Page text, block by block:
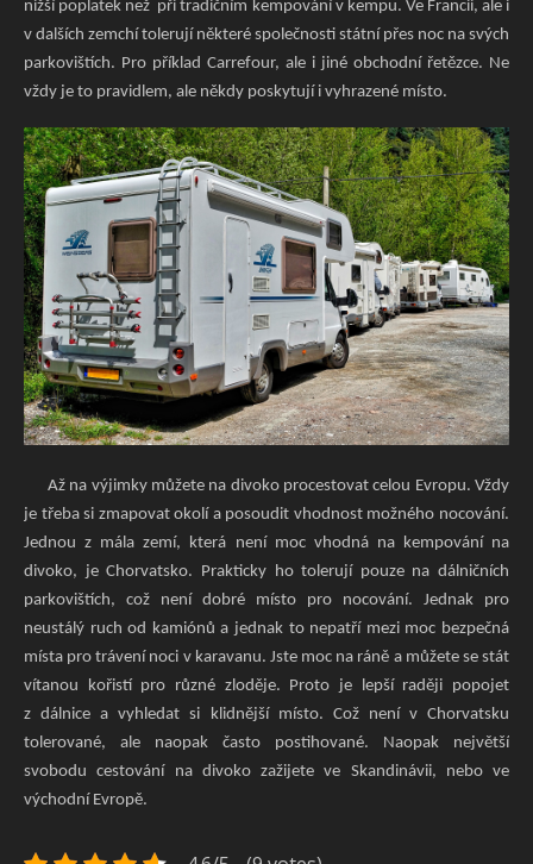
nižší poplatek než při tradičním kempování v kempu. Ve Francii, ale i
v dalších zemchí tolerují některé společnosti státní přes noc na svých
parkovištích. Pro příklad Carrefour, ale i jiné obchodní řetězce. Ne
vždy je to pravidlem, ale někdy poskytují i vyhrazené místo.
Až na výjimky můžete na divoko procestovat celou Evropu. Vždy
je třeba si zmapovat okolí a posoudit vhodnost možného nocování.
Jednou z mála zemí, která není moc vhodná na kempování na
divoko, je Chorvatsko. Prakticky ho tolerují pouze na dálničních
parkovištích, což není dobré místo pro nocování. Jednak pro
neustálý ruch od kamiónů a jednak to nepatří mezi moc bezpečná
místa pro trávení noci v karavanu. Jste moc na ráně a můžete se stát
vítanou kořistí pro různé zloděje. Proto je lepší raději popojet
z dálnice a vyhledat si klidnější místo. Což není v Chorvatsku
tolerované, ale naopak často postihované. Naopak největší
svobodu cestování na divoko zažijete ve Skandinávii, nebo ve
východní Evropě.